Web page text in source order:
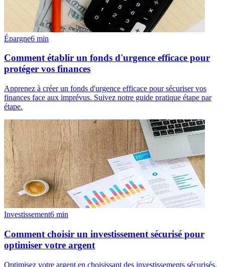
Épargne6 min
Comment établir un fonds d'urgence efficace pour
protéger vos finances
Apprenez à créer un fonds d'urgence efficace pour sécuriser vos
finances face aux imprévus. Suivez notre guide pratique étape par
étape.
Investissement6 min
Comment choisir un investissement sécurisé pour
optimiser votre argent
Optimisez votre argent en choisissant des investissements sécurisés.